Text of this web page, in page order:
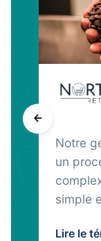
Notre
un
simple
Lire le